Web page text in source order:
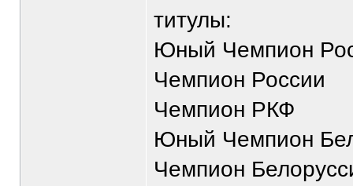
титулы:
Юный Чемпион
Чемпион России
Чемпион РКФ
Юный Чемпион
Чемпион